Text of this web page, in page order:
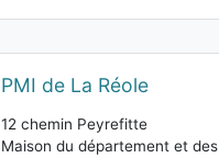
PMI de La Réole
12 chemin Peyrefitte
Maison du département et des